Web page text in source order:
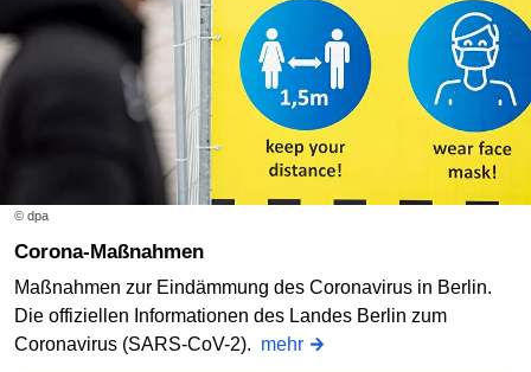
© dpa
Corona-Maßnahmen
Maßnahmen zur Eindämmung des Coronavirus in Berlin.
Die offiziellen Informationen des Landes Berlin zum
Coronavirus (SARS-CoV-2). mehr